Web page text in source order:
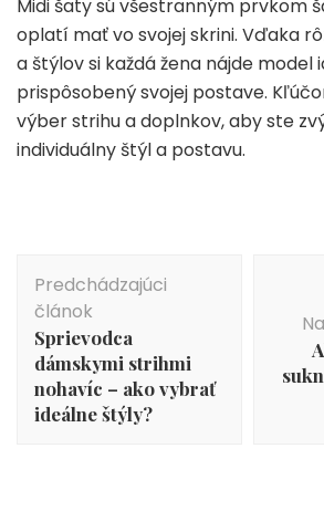
Midi šaty sú všestranným prvkom
oplatí mať vo svojej skrini. Vďaka
a štýlov si každá žena nájde model
prispôsobený svojej postave.
výber strihu a doplnkov, aby ste
individuálny štýl a postavu.
Navigácia
článku
Predchádzajúci
článok
Sprievodca
dámskymi strihmi
nohavíc – ako vybrať
ideálne štýly?